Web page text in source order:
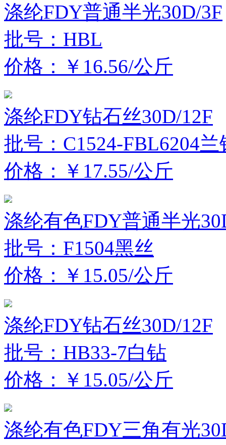
涤纶FDY普通半光30D/3F
批号：HBL
价格：￥16.56/公斤
涤纶FDY钻石丝30D/12F
批号：C1524-FBL6204兰
价格：￥17.55/公斤
涤纶有色FDY普通半光
批号：F1504黑丝
价格：￥15.05/公斤
涤纶FDY钻石丝30D/12F
批号：HB33-7白钻
价格：￥15.05/公斤
涤纶有色FDY三角有光